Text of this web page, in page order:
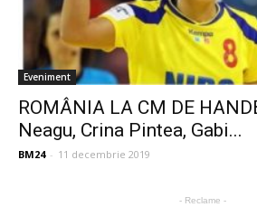
Eveniment
ROMÂNIA LA CM DE
Neagu, Crina Pintea, Gabi...
BM24 - 11 decembrie 2019
- Reclame -